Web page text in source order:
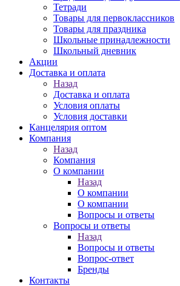
Тетради
Товары для первоклассников
Товары для праздника
Школьные принадлежности
Школьный дневник
Акции
Доставка и оплата
Назад
Доставка и оплата
Условия оплаты
Условия доставки
Канцелярия оптом
Компания
Назад
Компания
О компании
Назад
О компании
О компании
Вопросы и ответы
Вопросы и ответы
Назад
Вопросы и ответы
Вопрос-ответ
Бренды
Контакты